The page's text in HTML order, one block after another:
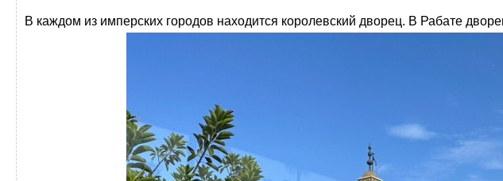
В каждом из имперских городов находится королевский дворец. В Рабате